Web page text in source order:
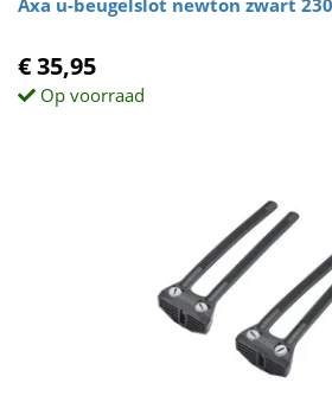
Axa u-beugelslot newton zwart
€ 35,95
Op voorraad